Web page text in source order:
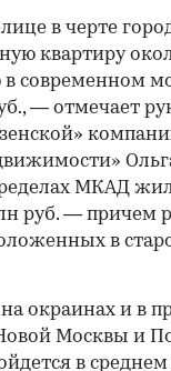
в черте
квартиру
современном
— отмечает
МКАД
руб. — причем
в
окраинах и в
Москвы и
в среднем